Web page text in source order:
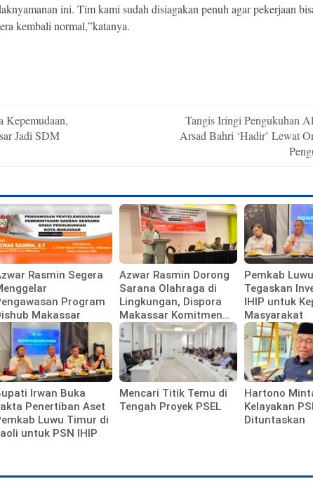
ini. Tim kami sudah disiagakan penuh agar pekerjaan
kembali normal,”katanya.
Kepemudaan,
Jadi SDM
Tangis Iringi Pengukuhan
Arsad Bahri ‘Hadir’ Lewat
Rasmin Segera
Program
Makassar
Azwar Rasmin Dorong
Sarana Olahraga di
Lingkungan, Dispora
Makassar Komitmen
Bangun Fasilitas
Pemkab
Tegaskan
IHIP untuk
Masyarakat
Irwan Buka
Penertiban Aset
Luwu Timur di
untuk PSN IHIP
Mencari Titik Temu di
Tengah Proyek PSEL
Hartono
Kelayakan
Dituntaskan